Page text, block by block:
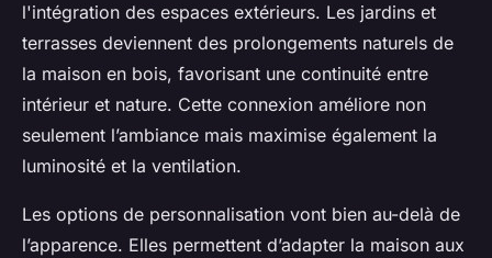
l'intégration des espaces extérieurs. Les jardins et
terrasses deviennent des prolongements naturels de
la maison en bois, favorisant une continuité entre
intérieur et nature. Cette connexion améliore non
seulement l’ambiance mais maximise également la
luminosité et la ventilation.
Les options de personnalisation vont bien au-delà de
l’apparence. Elles permettent d’adapter la maison aux